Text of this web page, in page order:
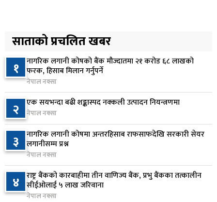
५
ठक्कर दिँदा किशोरको मृत्यु
१ दिन अघि
६
प्रतिनिधिसभा बैठक बस्दै , पाँच विधेयक र प्रतिवेदन
प्रस्तुत हुने
१ दिन अघि
७
आज बस्ने भनिएको राष्ट्रिय सभाको बैठक बुधबारका लागि
सर्‍यो
१ दिन अघि
८
वीरगञ्जमा ट्यांकरको सिल खोलेर तेल निकाल्ने सात जना
रंगेहात पक्राउ
१ दिन अघि
साताको प्रचलित खबर
१ नागरिक लगानी कोषको बैंक मौज्दातमा २१ करोड ६८ लाखको
फरक, हिसाब मिलान गर्नुपर्ने
नेपाल नक्सा
२ एक सयभन्दा बढी शङ्कास्पद नक्कली उत्पादन नियन्त्रणमा
नेपाल नक्सा
३ नागरिक लगानी कोषमा अन्तरहिसाब राफसाफदेखि सरकारी सेयर
लगानीसम्म प्रश्न
नेपाल नक्सा
४ राष्ट्र बैंकको कारबाहीमा तीन वाणिज्य बैंक, प्रभु बैंकका तत्कालीन
सीईओलाई ५ लाख जरिवाना
नेपाल नक्सा